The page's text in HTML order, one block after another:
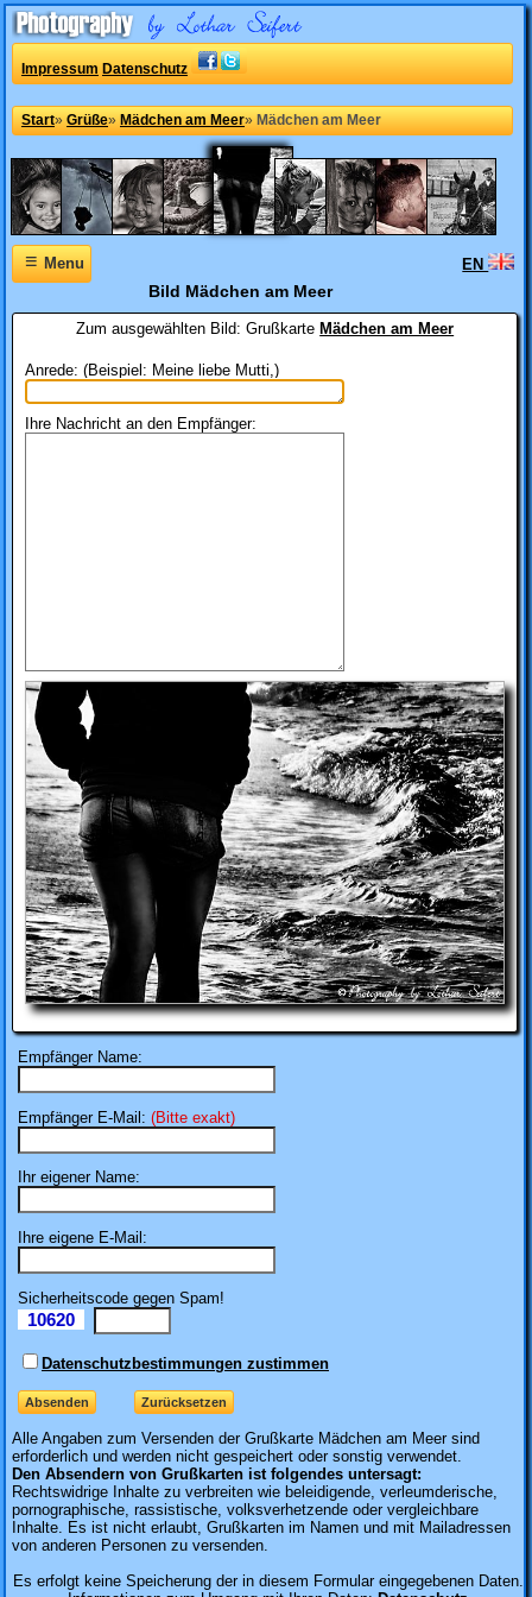
Impressum Datenschutz
Start» Grüße» Mädchen am Meer» Mädchen am Meer
≡Menu EN
Bild Mädchen am Meer
Zum ausgewählten Bild:GrußkarteMädchen am Meer
Anrede: (Beispiel: Meine liebe Mutti,)
Ihre Nachricht an den Empfänger:
Empfänger Name:
Empfänger E-Mail: (Bitte exakt)
Ihr eigener Name:
Ihre eigene E-Mail:
Sicherheitscode gegen Spam!
10620
Datenschutzbestimmungen zustimmen
Alle Angaben zum Versenden der Grußkarte Mädchen am Meer sind
erforderlich und werden nicht gespeichert oder sonstig verwendet.
Den Absendern von Grußkarten ist folgendes untersagt:
Rechtswidrige Inhalte zu verbreiten wie beleidigende, verleumderische,
pornographische, rassistische, volksverhetzende oder vergleichbare
Inhalte. Es ist nicht erlaubt, Grußkarten im Namen und mit Mailadressen
von anderen Personen zu versenden.
Es erfolgt keine Speicherung der in diesem Formular eingegebenen Daten.